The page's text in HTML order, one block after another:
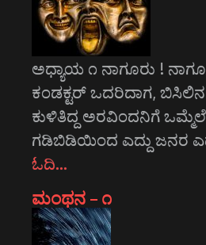
ಅಧ್ಯಾಯ ೧ ನಾಗೂರು !
ಕಂಡಕ್ಟರ್ ಒದರಿದಾಗ, ಬಿಸಿಲಿನ
ಕುಳಿತಿದ್ದ ಅರವಿಂದನಿಗೆ
ಗಡಿಬಿಡಿಯಿಂದ ಎದ್ದು ಜನರ
ಓದಿ…
ಮಂಥನ – ೧